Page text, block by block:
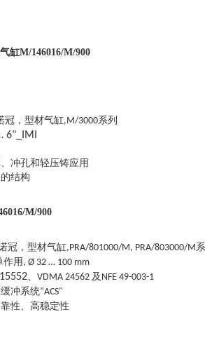
缸M/146016/M/900
冠，型材气缸,M/3000系列
6"_IMI
冲孔和轻压铸应用
结构
M/900
冠，型材气缸,PRA/801000/M, PRA/803000/M
作用, Ø 32 … 100 mm
15552、 VDMA 24562 及 NFE 49-003-1
冲系统“ACS"
性、高稳定性